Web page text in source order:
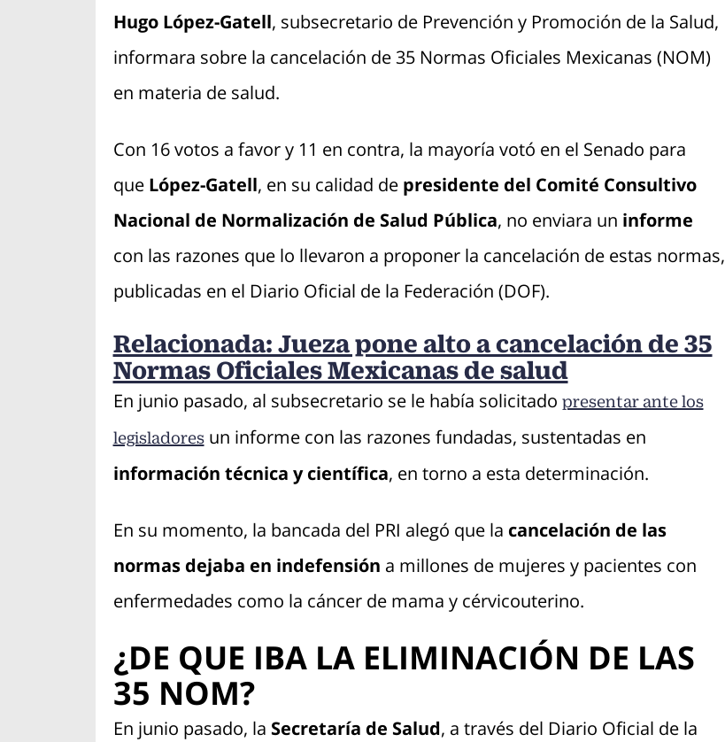
Hugo López-Gatell, subsecretario de Prevención y Promoción de la Salud,
informara sobre la cancelación de 35 Normas Oficiales Mexicanas (NOM)
en materia de salud.
Con 16 votos a favor y 11 en contra, la mayoría votó en el Senado para
queLópez-Gatell, en su calidad depresidente del Comité Consultivo
Nacional de Normalización de Salud Pública, no enviara un informe
con las razones que lo llevaron a proponer la cancelación de estas normas,
publicadas en el Diario Oficial de la Federación (DOF).
Relacionada: Jueza pone alto a cancelación de 35
Normas Oficiales Mexicanas de salud
En junio pasado, al subsecretario se le había solicitado presentar ante los
legisladoresun informe con las razones fundadas, sustentadas en
información técnica y científica, en torno a esta determinación.
En su momento, la bancada del PRI alegó que la cancelación de las
normas dejaba en indefensión a millones de mujeres y pacientes con
enfermedades como la cáncer de mama y cérvicouterino.
¿DE QUE IBA LA ELIMINACIÓN DE LAS
35 NOM?
En junio pasado, la Secretaría de Salud, a través del Diario Oficial de la